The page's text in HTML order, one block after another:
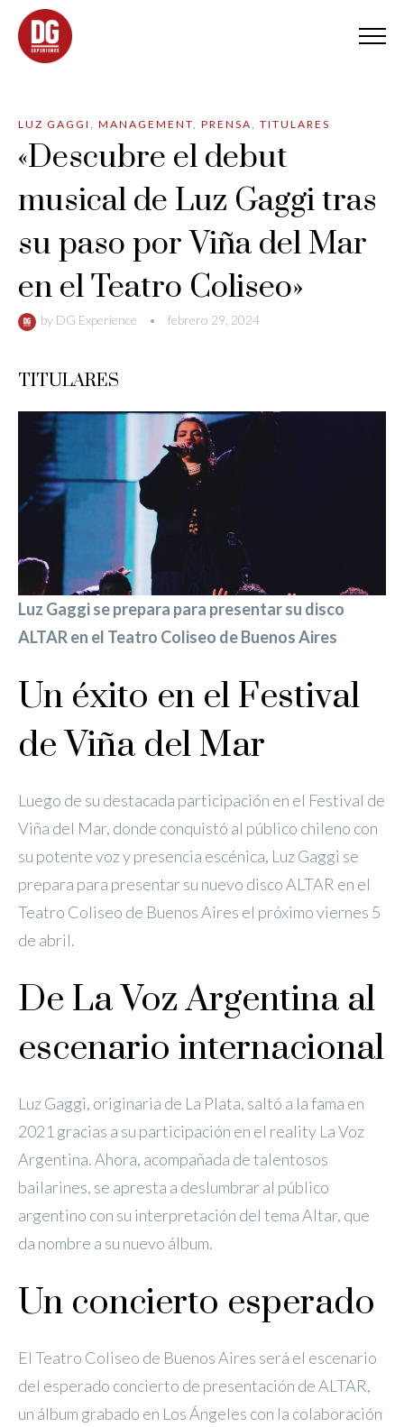
LUZ GAGGI , MANAGEMENT, PRENSA, TITULARES
«Descubre el debut
musical de Luz Gaggi tras
su paso por Viña del Mar
en el Teatro Coliseo»
by DG Experience • febrero 29, 2024
TITULARES
Luz Gaggi se prepara para presentar su disco
ALTAR en el Teatro Coliseo de Buenos Aires
Un éxito en el Festival
de Viña del Mar
Luego de su destacada participación en el Festival de
Viña del Mar, donde conquistó al público chileno con
su potente voz y presencia escénica, Luz Gaggi se
prepara para presentar su nuevo disco ALTAR en el
Teatro Coliseo de Buenos Aires el próximo viernes 5
de abril.
De La Voz Argentina al
escenario internacional
Luz Gaggi, originaria de La Plata, saltó a la fama en
2021 gracias a su participación en el reality La Voz
Argentina. Ahora, acompañada de talentosos
bailarines, se apresta a deslumbrar al público
argentino con su interpretación del tema Altar, que
da nombre a su nuevo álbum.
Un concierto esperado
El Teatro Coliseo de Buenos Aires será el escenario
del esperado concierto de presentación de ALTAR,
un álbum grabado en Los Ángeles con la colaboración